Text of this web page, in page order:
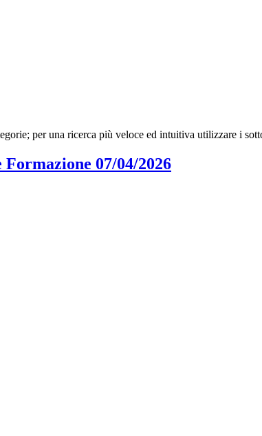
per una ricerca più veloce ed intuitiva utilizzare i
07/04/2026